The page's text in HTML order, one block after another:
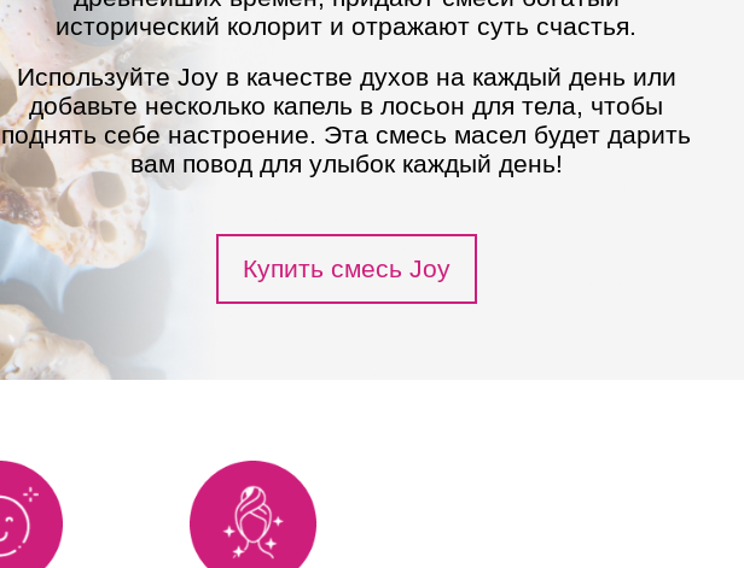
исторический колорит и отражают суть счастья.
Используйте Joy в качестве духов на каждый день или
добавьте несколько капель в лосьон для тела, чтобы
поднять себе настроение. Эта смесь масел будет дарить
вам повод для улыбок каждый день!
Купить смесь Joy